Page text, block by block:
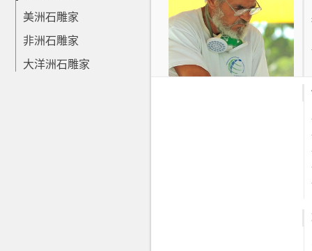
美洲石雕家
非洲石雕家
大洋洲石雕家